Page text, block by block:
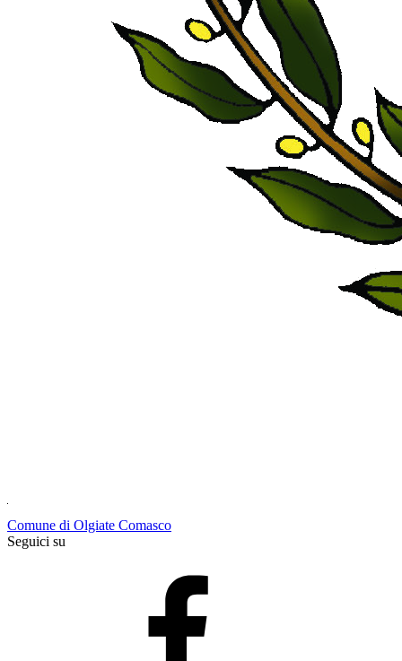
Comune di Olgiate Comasco
Seguici su